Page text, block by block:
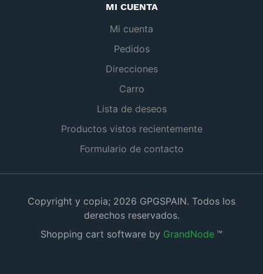
MI CUENTA
Mi cuenta
Pedidos
Direcciones
Carro
Lista de deseos
Productos vistos recientemente
Formulario de contacto
Copyright y copia; 2026 GPGSPAIN. Todos los
derechos reservados.
Shopping cart software by GrandNode ™